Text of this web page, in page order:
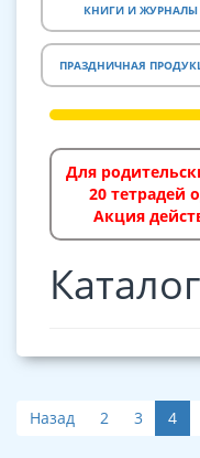
КНИГИ И ЖУРНАЛЫ
ПРАЗДНИЧНАЯ
Для
20 тетрадей
Акция
Каталог
Назад 2 3 4